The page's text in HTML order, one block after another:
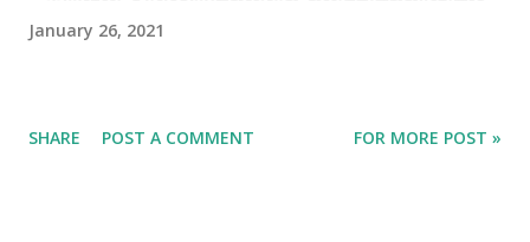
January 26, 2021
SHARE POST A COMMENT FOR MORE POST »